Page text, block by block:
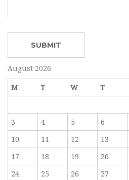
August 2026
M
T W T
3
4 5 6
10
11 12 13
17
18 19 20
24
25 26 27